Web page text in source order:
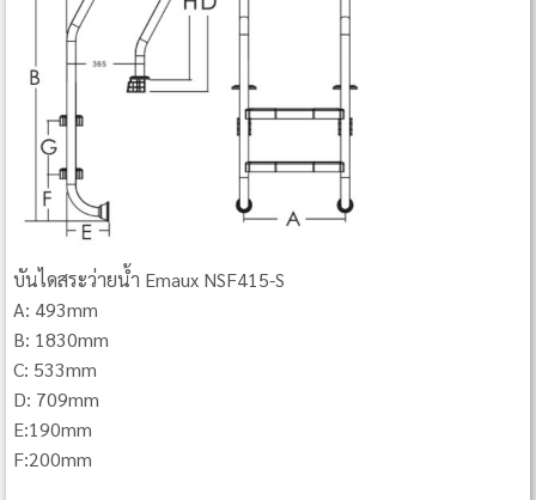
บันไดสระว่ายน้ำ Emaux NSF415-S
A: 493mm
B: 1830mm
C: 533mm
D: 709mm
E:190mm
F:200mm